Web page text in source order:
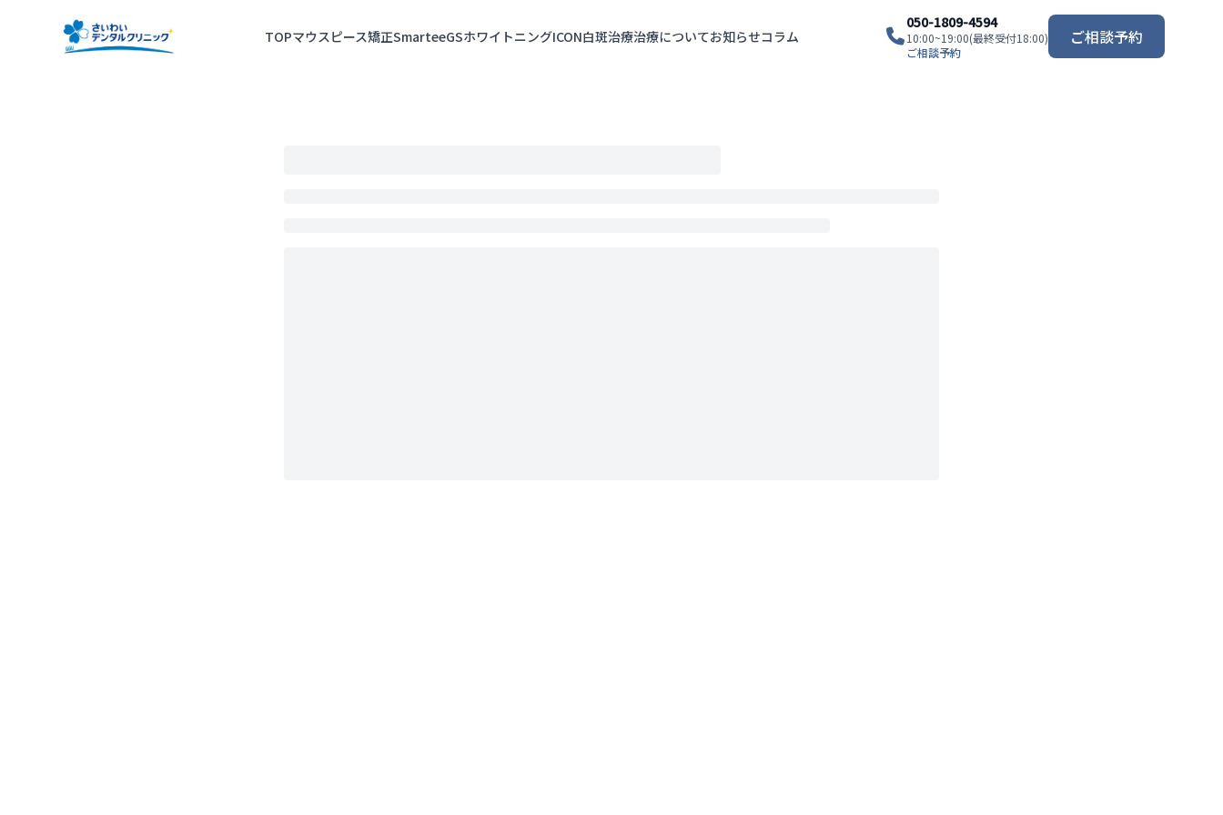
TOPマウスピース矯正SmarteeGSホワイトニングICON白斑治療治療についてお知らせコラム
050-1809-4594
10:00~19:00(最終受付18:00)
ご相談予約
ご相談予約